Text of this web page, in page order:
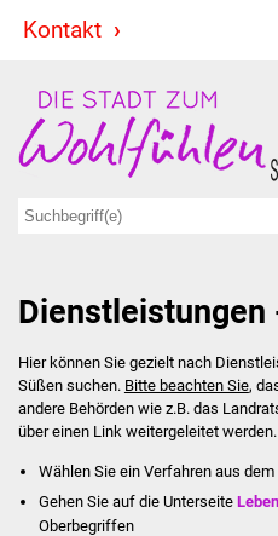
Kontakt
Dienstleistungen
Hier können Sie gezielt nach
Süßen suchen. Bitte beachten Sie,
andere Behörden wie z.B. das
über einen Link weitergeleitet werden.
Wählen Sie ein Verfahren aus dem
Gehen Sie auf die Unterseite
Oberbegriffen